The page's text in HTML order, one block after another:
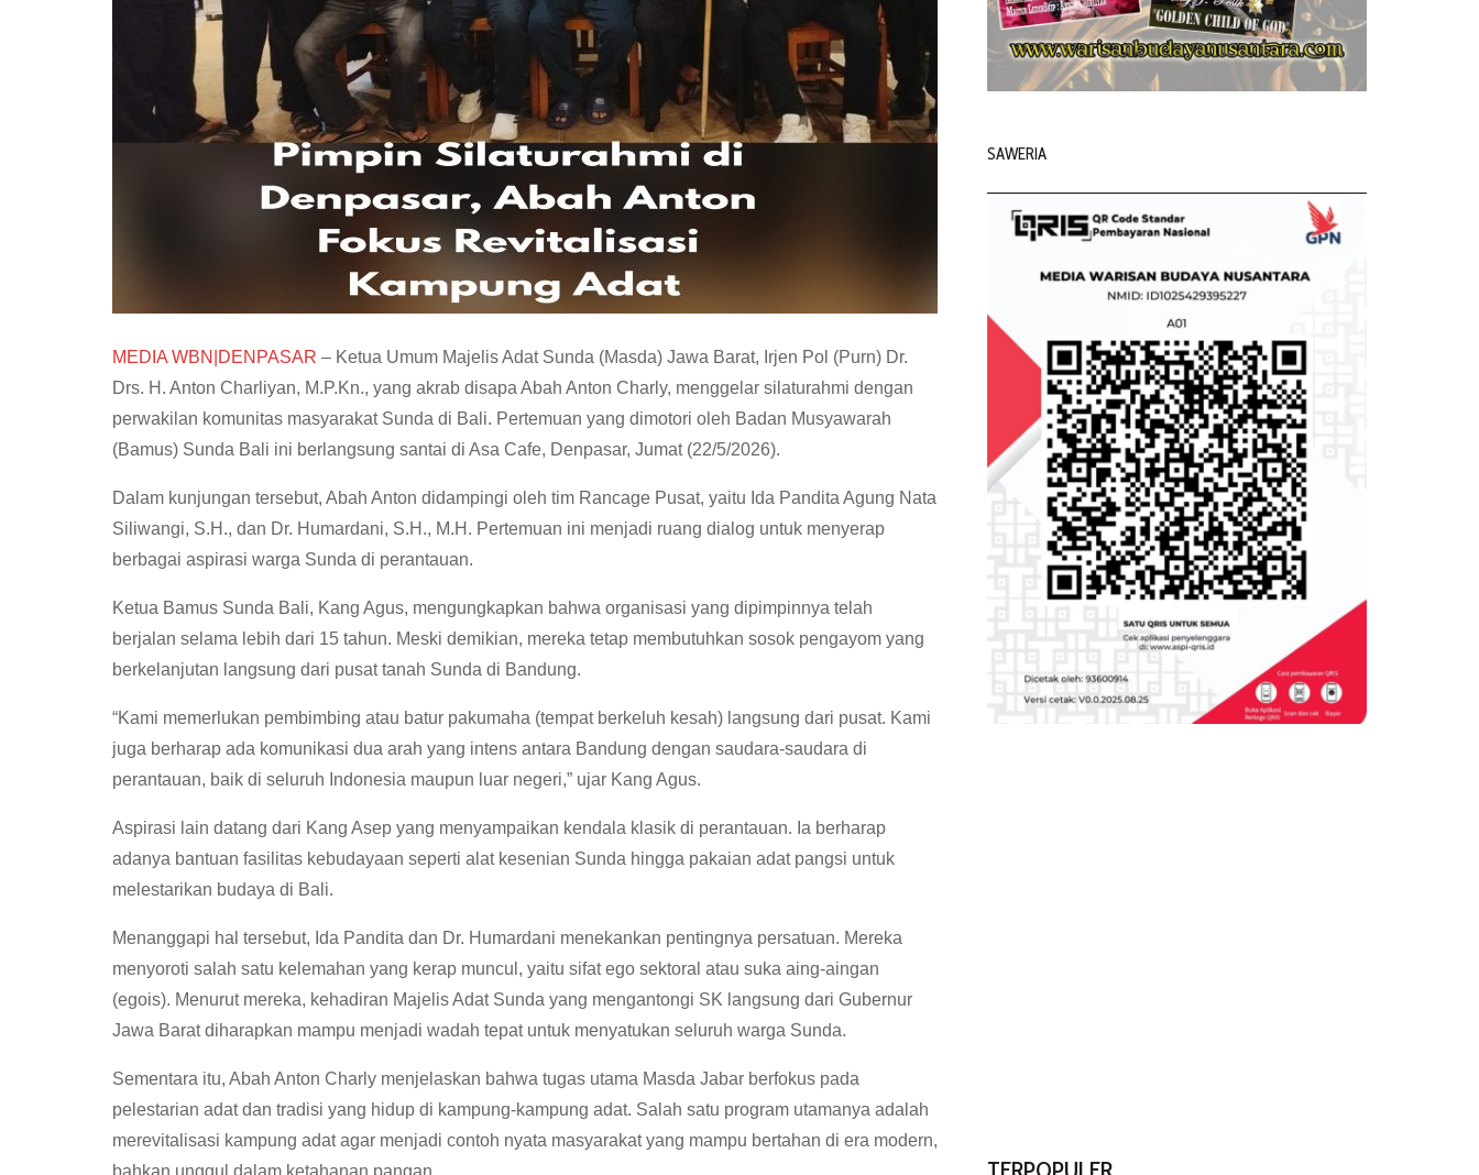
MEDIA WBN|DENPASAR – Ketua Umum Majelis Adat Sunda (Masda) Jawa Barat, Irjen Pol (Purn) Dr.
Drs. H. Anton Charliyan, M.P.Kn., yang akrab disapa Abah Anton Charly, menggelar silaturahmi dengan
perwakilan komunitas masyarakat Sunda di Bali. Pertemuan yang dimotori oleh Badan Musyawarah
(Bamus) Sunda Bali ini berlangsung santai di Asa Cafe, Denpasar, Jumat (22/5/2026).
Dalam kunjungan tersebut, Abah Anton didampingi oleh tim Rancage Pusat, yaitu Ida Pandita Agung Nata
Siliwangi, S.H., dan Dr. Humardani, S.H., M.H. Pertemuan ini menjadi ruang dialog untuk menyerap
berbagai aspirasi warga Sunda di perantauan.
Ketua Bamus Sunda Bali, Kang Agus, mengungkapkan bahwa organisasi yang dipimpinnya telah
berjalan selama lebih dari 15 tahun. Meski demikian, mereka tetap membutuhkan sosok pengayom yang
berkelanjutan langsung dari pusat tanah Sunda di Bandung.
“Kami memerlukan pembimbing atau batur pakumaha (tempat berkeluh kesah) langsung dari pusat. Kami
juga berharap ada komunikasi dua arah yang intens antara Bandung dengan saudara-saudara di
perantauan, baik di seluruh Indonesia maupun luar negeri,” ujar Kang Agus.
Aspirasi lain datang dari Kang Asep yang menyampaikan kendala klasik di perantauan. Ia berharap
adanya bantuan fasilitas kebudayaan seperti alat kesenian Sunda hingga pakaian adat pangsi untuk
melestarikan budaya di Bali.
Menanggapi hal tersebut, Ida Pandita dan Dr. Humardani menekankan pentingnya persatuan. Mereka
menyoroti salah satu kelemahan yang kerap muncul, yaitu sifat ego sektoral atau suka aing-aingan
(egois). Menurut mereka, kehadiran Majelis Adat Sunda yang mengantongi SK langsung dari Gubernur
Jawa Barat diharapkan mampu menjadi wadah tepat untuk menyatukan seluruh warga Sunda.
Sementara itu, Abah Anton Charly menjelaskan bahwa tugas utama Masda Jabar berfokus pada
pelestarian adat dan tradisi yang hidup di kampung-kampung adat. Salah satu program utamanya adalah
merevitalisasi kampung adat agar menjadi contoh nyata masyarakat yang mampu bertahan di era modern,
bahkan unggul dalam ketahanan pangan.
SAWERIA